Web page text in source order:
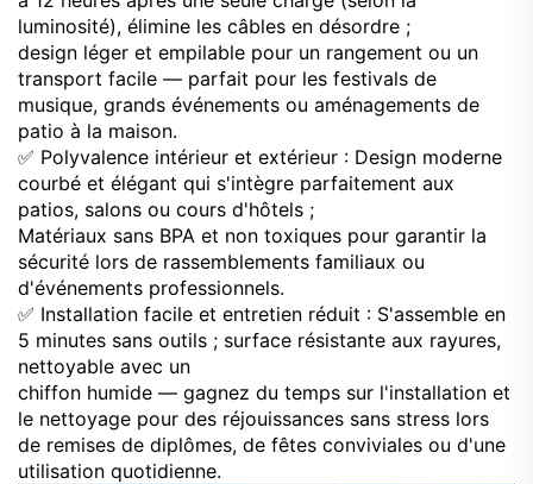
luminosité), élimine les câbles en désordre ;
design léger et empilable pour un rangement ou un
transport facile — parfait pour les festivals de
musique, grands événements ou aménagements de
patio à la maison.
✅ Polyvalence intérieur et extérieur : Design moderne
courbé et élégant qui s'intègre parfaitement aux
patios, salons ou cours d'hôtels ;
Matériaux sans BPA et non toxiques pour garantir la
sécurité lors de rassemblements familiaux ou
d'événements professionnels.
✅ Installation facile et entretien réduit : S'assemble en
5 minutes sans outils ; surface résistante aux rayures,
nettoyable avec un
chiffon humide — gagnez du temps sur l'installation et
le nettoyage pour des réjouissances sans stress lors
de remises de diplômes, de fêtes conviviales ou d'une
utilisation quotidienne.